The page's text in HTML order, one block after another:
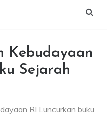
Kebudayaan
Sejarah
RI Luncurkan buku